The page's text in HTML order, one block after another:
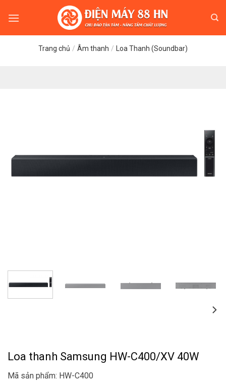
Trang chủ / Âm thanh / Loa Thanh (Soundbar)
Loa thanh Samsung HW-C400/XV 40W
Mã sản phẩm: HW-C400